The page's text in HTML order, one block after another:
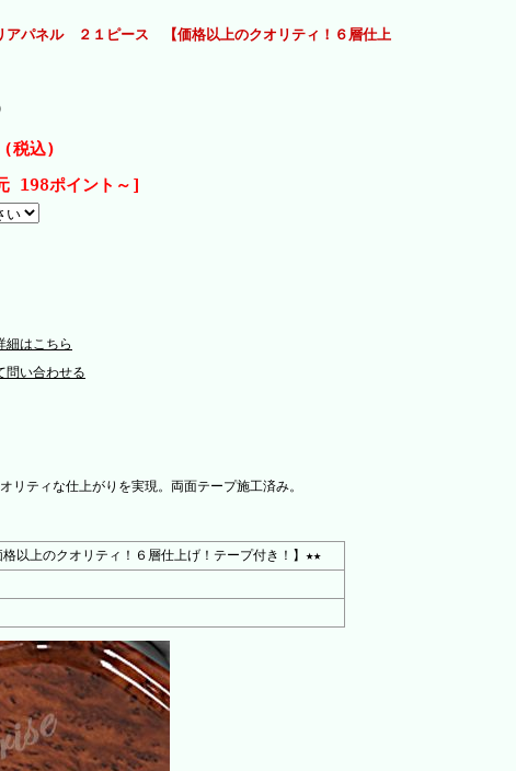
パネル ２１ピース 【価格以上のクオリティ！６層仕上
(税込)
198ポイント～]
細はこちら
問い合わせる
ティな仕上がりを実現。両面テープ施工済み。
上のクオリティ！６層仕上げ！テープ付き！】★★